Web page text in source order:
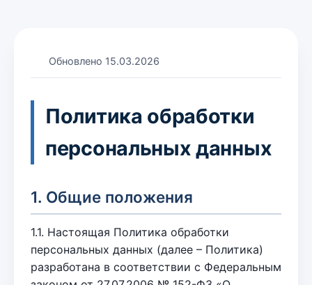
Обновлено 15.03.2026
Политика обработки
персональных данных
1. Общие положения
1.1. Настоящая Политика обработки
персональных данных (далее – Политика)
разработана в соответствии с Федеральным